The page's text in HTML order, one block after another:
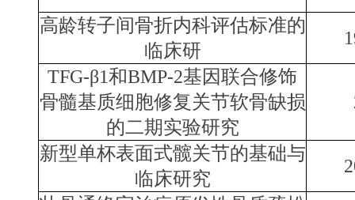
高龄转子间骨折内科评估标准的
临床研
TFG-β1和BMP-2基因联合修饰
骨髓基质细胞修复关节软骨缺损
的二期实验研究
新型单杯表面式髋关节的基础与
临床研究